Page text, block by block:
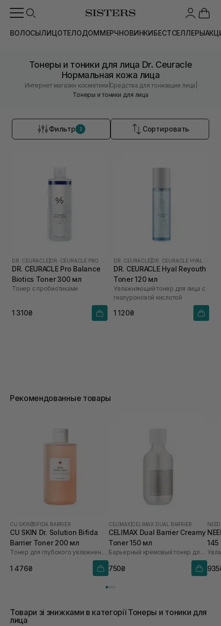
ВОЛОСЫЛИЦОТЕЛОДОММЕРЧНОВИНКИБЕСТСЕЛЛЕРЫ
Тонеры и тоники для лица Dr. Ceuracle
Нормальная кожа лица
Интернет магазин косметики |Средства для тонизации лица
Тонеры и тоники для лица
Фильтр 2 Сортировать
DR. CEURACLE
DR. CEURACLE Pro Balance
Biotics Toner 300 мл
Тонер с пробиотиками
1 310₴
DR. CEURACLE
DR. CEURACLE Hyal Reyouth
Toner 120 мл
Увлажняющий тонер для лица с
гиалуроновой кислотой
1 120₴
Рекомендованные товары
CU SKIN BIFIDA BARRIER
CU SKIN Dr. Solution Bifida
Barrier Toner 200 мл
Тонер для глубокого увлажнения с лизатом бифидобактерий 85%
1 476₴
CELIMAX CELIMAX DUAL BARRIER
CELIMAX Dual Barrier Creamy
Toner 150 мл
Барьерный кремовый тонер для лица
750₴
Товари зі знижками в категорії Тонеры и тоники для
лица